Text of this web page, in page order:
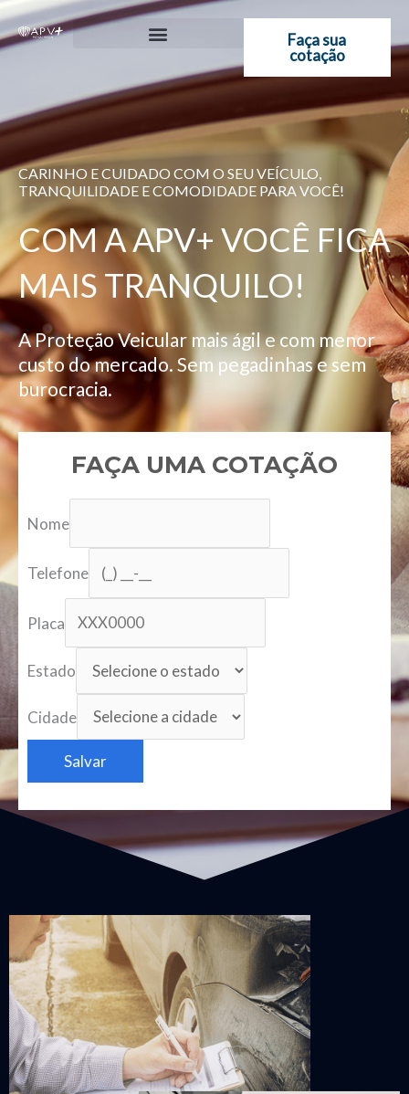
Ir
para
Faça sua
cotação
CARINHO E CUIDADO COM O SEU VEÍCULO,
TRANQUILIDADE E COMODIDADE PARA VOCÊ!
COM A APV+ VOCÊ FICA
MAIS TRANQUILO!
A Proteção Veicular mais ágil e com menor
custo do mercado. Sem pegadinhas e sem
burocracia.
FAÇA UMA COTAÇÃO
Nome
Telefone
Placa
Estado
Cidade
Salvar